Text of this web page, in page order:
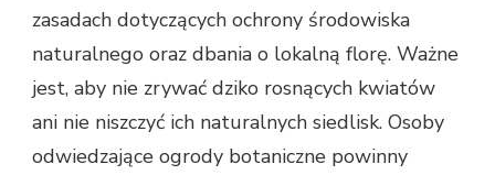
zasadach dotyczących ochrony środowiska
naturalnego oraz dbania o lokalną florę. Ważne
jest, aby nie zrywać dziko rosnących kwiatów
ani nie niszczyć ich naturalnych siedlisk. Osoby
odwiedzające ogrody botaniczne powinny